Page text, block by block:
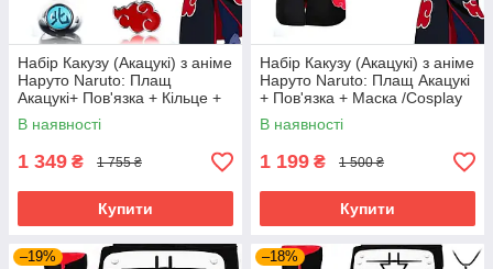
Набір Какузу (Акацукі) з аніме
Наруто Naruto: Плащ
Акацукі+ Пов'язка + Кільце +
Маска + Кулон /Cosplay
Kakuzu
В наявності
1 349 ₴ 1 755 ₴
Купити
Набір Какузу (Акацукі) з аніме
Наруто Naruto: Плащ Акацукі
+ Пов'язка + Маска /Cosplay
Kakuzu
В наявності
1 199 ₴ 1 500 ₴
Купити
–19% –18%